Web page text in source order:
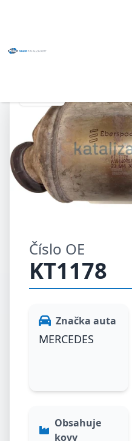
Číslo OE
KT1178
Značka auta
MERCEDES
Obsahuje
kovy